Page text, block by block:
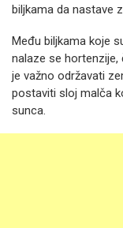
biljkama da nastave
Među biljkama koje
nalaze se hortenzije,
je važno održavati
postaviti sloj malča
sunca.